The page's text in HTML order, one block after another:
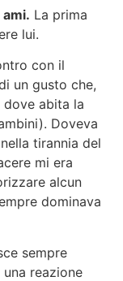
La prima
lui.
con il
un gusto che,
abita la
Doveva
tirannia del
mi era
alcun
dominava
sempre
una reazione